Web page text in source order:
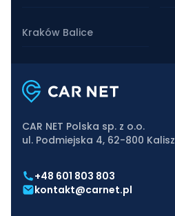
Kraków Balice
CAR NET Polska sp. z o.o.
ul. Podmiejska 4, 62-800 Kalisz
+48 601 803 803
kontakt@carnet.pl